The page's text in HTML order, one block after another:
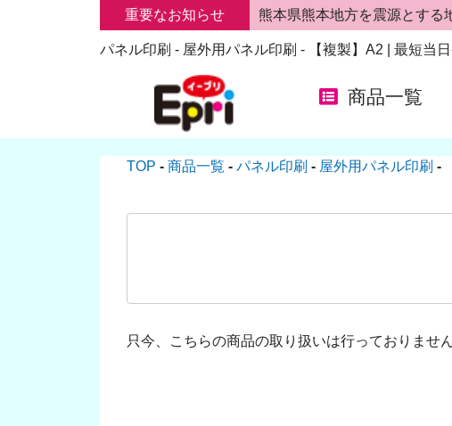
重要なお知らせ 熊本県熊本地方を震源とする
パネル印刷 - 屋外用パネル印刷 - 【複製】A2 | 最短当
商品一覧
TOP 商品一覧 パネル印刷 屋外用パネル印刷
只今、こちらの商品の取り扱いは行っておりませ